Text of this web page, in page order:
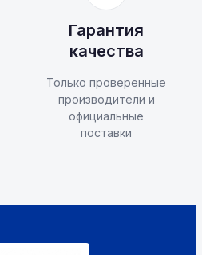
Гарантия
качества
Только проверенные
производители и
официальные
поставки